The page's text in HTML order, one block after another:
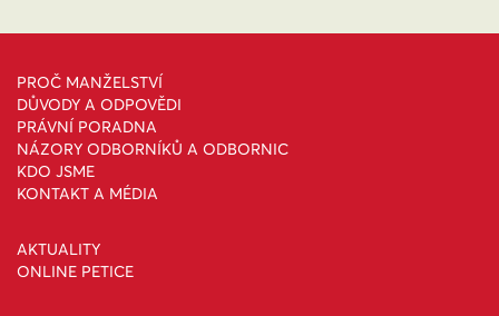
PROČ MANŽELSTVÍ
DŮVODY A ODPOVĚDI
PRÁVNÍ PORADNA
NÁZORY ODBORNÍKŮ A ODBORNIC
KDO JSME
KONTAKT A MÉDIA
AKTUALITY
ONLINE PETICE